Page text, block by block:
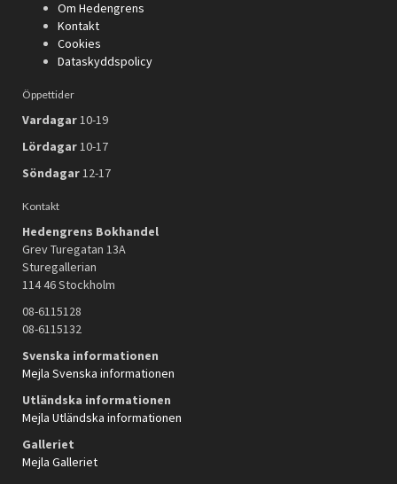
Om Hedengrens
Kontakt
Cookies
Dataskyddspolicy
Öppettider
Vardagar10-19
Lördagar10-17
Söndagar12-17
Kontakt
Hedengrens Bokhandel
Grev Turegatan 13A
Sturegallerian
114 46 Stockholm
08-6115128
08-6115132
Svenska informationen
Mejla Svenska informationen
Utländska informationen
Mejla Utländska informationen
Galleriet
Mejla Galleriet